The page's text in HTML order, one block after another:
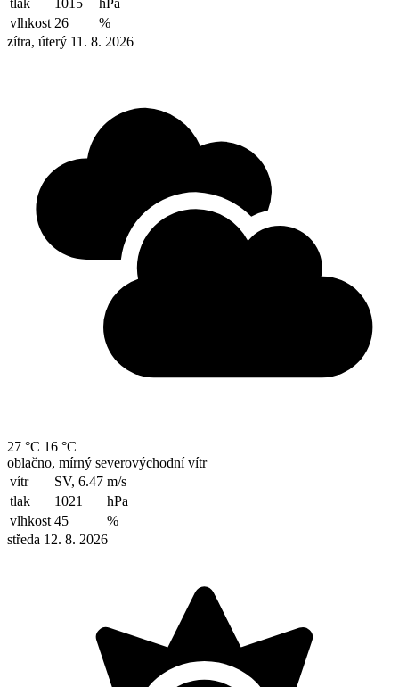
vlhkost 26
%
zítra, úterý 11. 8. 2026
27 °C 16 °C
oblačno, mírný severovýchodní vítr
vítr
SV, 6.47 m/s
tlak
1021
hPa
vlhkost 45
%
středa 12. 8. 2026